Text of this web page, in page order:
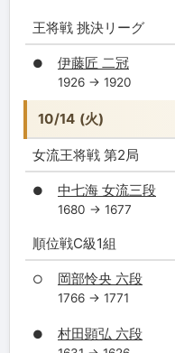
王将戦 挑決リーグ
● 伊藤匠 二冠
1926 → 1920
10/14 (火)
女流王将戦 第2局
● 中七海 女流三段
1680 → 1677
順位戦C級1組
○ 岡部怜央 六段
1766 → 1771
● 村田顕弘 六段